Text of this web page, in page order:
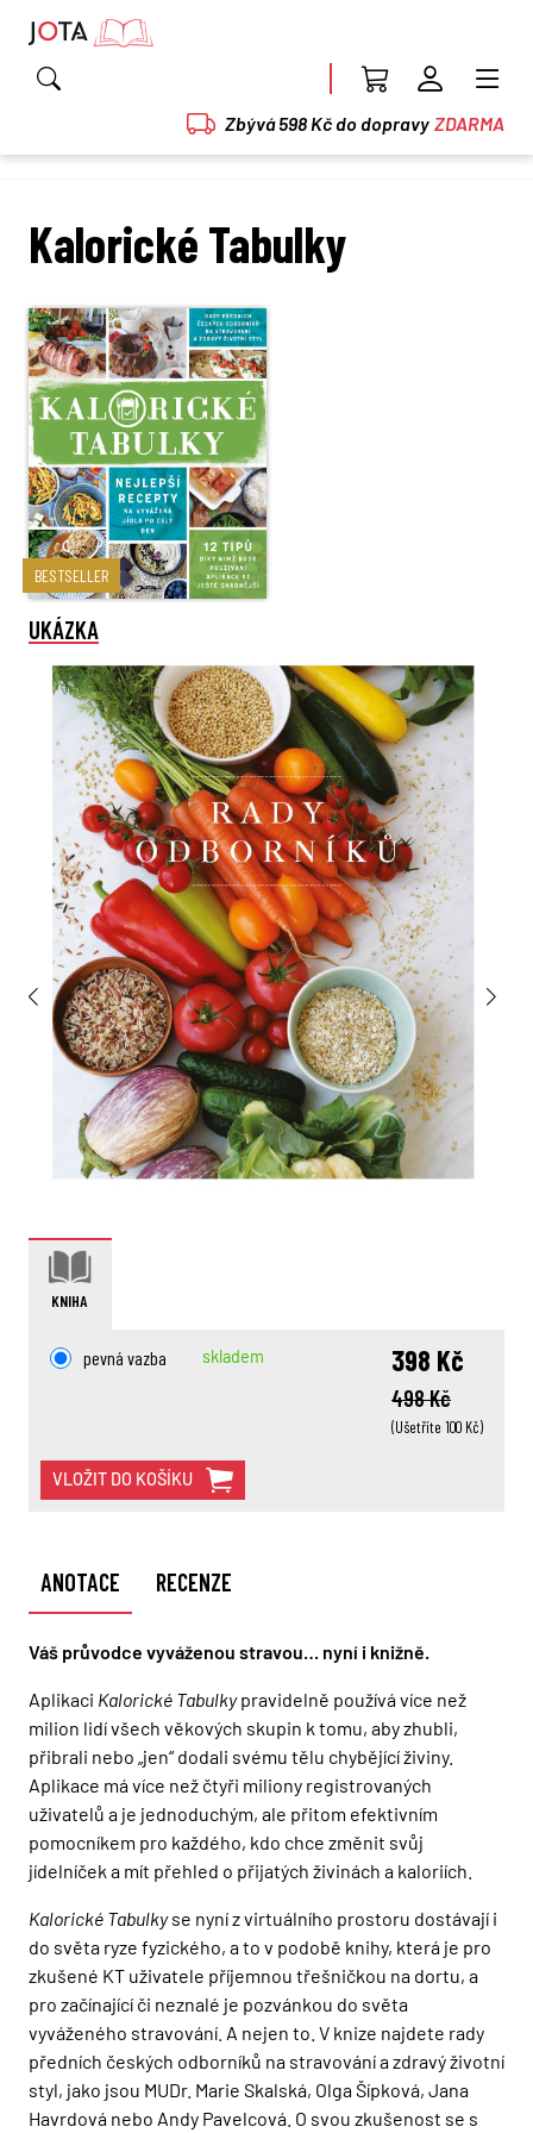
Zbývá 598 Kč do dopravy ZDARMA
BESTSELLER
Kalorické Tabulky
UKÁZKA
KNIHA
pevná vazba skladem
498 Kč
(Ušetříte 100 Kč)
398 Kč
VLOŽIT DO KOŠÍKU
ANOTACE RECENZE
Váš průvodce vyváženou stravou… nyní i knižně.
Aplikaci Kalorické Tabulkypravidelně používá více než
milion lidí všech věkových skupin k tomu, aby zhubli,
přibrali nebo „jen“ dodali svému tělu chybějící živiny.
Aplikace má více než čtyři miliony registrovaných
uživatelů a je jednoduchým, ale přitom efektivním
pomocníkem pro každého, kdo chce změnit svůj
jídelníček a mít přehled o přijatých živinách a kaloriích.
Kalorické Tabulkyse nyní z virtuálního prostoru dostávají i
do světa ryze fyzického, a to v podobě knihy, která je pro
zkušené KT uživatele příjemnou třešničkou na dortu, a
pro začínající či neznalé je pozvánkou do světa
vyváženého stravování. A nejen to. V knize najdete rady
předních českých odborníků na stravování a zdravý životní
styl, jako jsou MUDr. Marie Skalská, Olga Šípková, Jana
Havrdová nebo Andy Pavelcová. O svou zkušenost se s